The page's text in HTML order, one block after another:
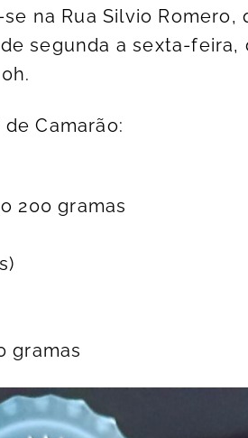
na Rua Silvio Romero,
segunda a sexta-feira,
Camarão:
200 gramas
gramas